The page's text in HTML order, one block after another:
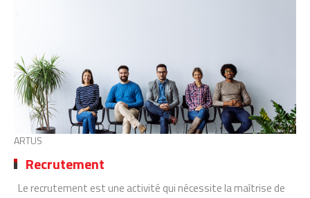
ARTUS
Recrutement
Le recrutement est une activité qui nécessite la maîtrise de